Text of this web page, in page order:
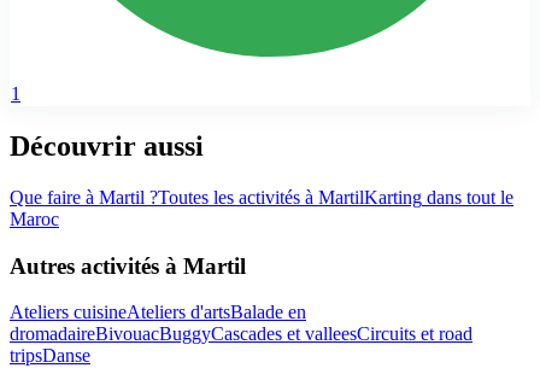
1
Découvrir aussi
Que faire à Martil ?Toutes les activités à MartilKarting dans tout le
Maroc
Autres activités à Martil
Ateliers cuisineAteliers d'artsBalade en
dromadaireBivouacBuggyCascades et valleesCircuits et road
tripsDanse